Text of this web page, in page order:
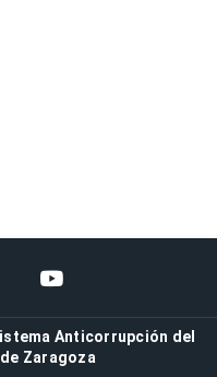
Anticorrupción del
Zaragoza